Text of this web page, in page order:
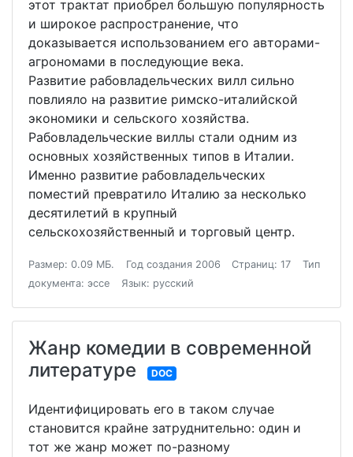
этот трактат приобрел большую популярность
и широкое распространение, что
доказывается использованием его авторами-
агрономами в последующие века.
Развитие рабовладельческих вилл сильно
повлияло на развитие римско-италийской
экономики и сельского хозяйства.
Рабовладельческие виллы стали одним из
основных хозяйственных типов в Италии.
Именно развитие рабовладельческих
поместий превратило Италию за несколько
десятилетий в крупный
сельскохозяйственный и торговый центр.
Размер: 0.09 МБ. Год создания 2006 Страниц: 17
Тип
документа: эссе
Язык: русский
Жанр комедии в современной
литературе
DOC
Идентифицировать его в таком случае
становится крайне затруднительно: один и
тот же жанр может по-разному